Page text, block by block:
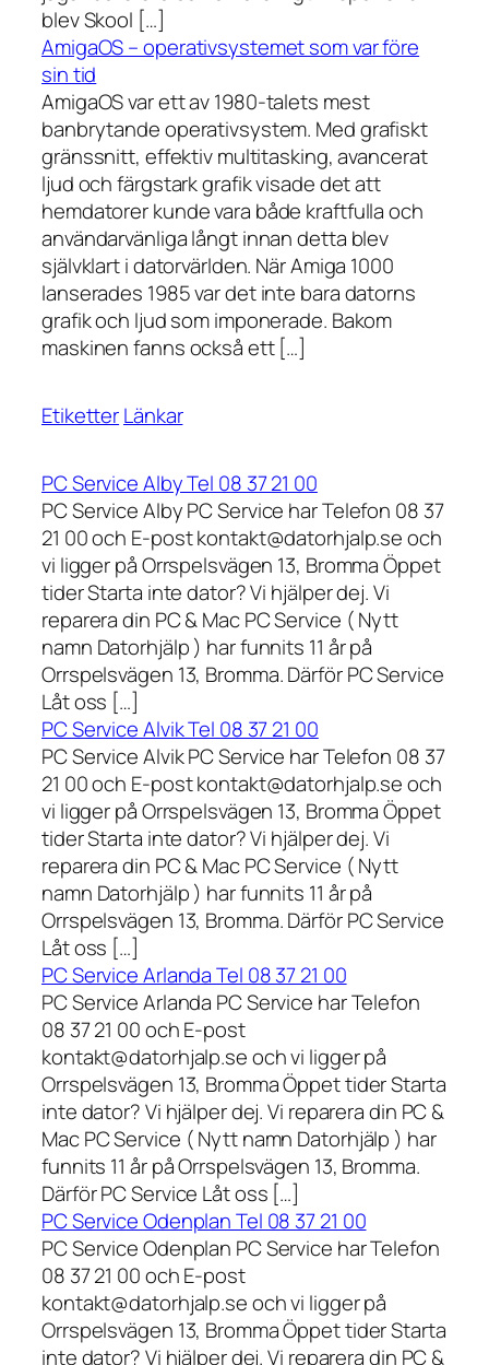
blev Skool […]
AmigaOS – operativsystemet som var före
sin tid
AmigaOS var ett av 1980-talets mest
banbrytande operativsystem. Med grafiskt
gränssnitt, effektiv multitasking, avancerat
ljud och färgstark grafik visade det att
hemdatorer kunde vara både kraftfulla och
användarvänliga långt innan detta blev
självklart i datorvärlden. När Amiga 1000
lanserades 1985 var det inte bara datorns
grafik och ljud som imponerade. Bakom
maskinen fanns också ett […]
EtiketterLänkar
PC Service Alby Tel 08 37 21 00
PC Service Alby PC Service har Telefon 08 37
21 00 och E-post kontakt@datorhjalp.se och
vi ligger på Orrspelsvägen 13, Bromma Öppet
tider Starta inte dator? Vi hjälper dej. Vi
reparera din PC & Mac PC Service ( Nytt
namn Datorhjälp ) har funnits 11 år på
Orrspelsvägen 13, Bromma. Därför PC Service
Låt oss […]
PC Service Alvik Tel 08 37 21 00
PC Service Alvik PC Service har Telefon 08 37
21 00 och E-post kontakt@datorhjalp.se och
vi ligger på Orrspelsvägen 13, Bromma Öppet
tider Starta inte dator? Vi hjälper dej. Vi
reparera din PC & Mac PC Service ( Nytt
namn Datorhjälp ) har funnits 11 år på
Orrspelsvägen 13, Bromma. Därför PC Service
Låt oss […]
PC Service Arlanda Tel 08 37 21 00
PC Service Arlanda PC Service har Telefon
08 37 21 00 och E-post
kontakt@datorhjalp.se och vi ligger på
Orrspelsvägen 13, Bromma Öppet tider Starta
inte dator? Vi hjälper dej. Vi reparera din PC &
Mac PC Service ( Nytt namn Datorhjälp ) har
funnits 11 år på Orrspelsvägen 13, Bromma.
Därför PC Service Låt oss […]
PC Service Odenplan Tel 08 37 21 00
PC Service Odenplan PC Service har Telefon
08 37 21 00 och E-post
kontakt@datorhjalp.se och vi ligger på
Orrspelsvägen 13, Bromma Öppet tider Starta
inte dator? Vi hjälper dej. Vi reparera din PC &